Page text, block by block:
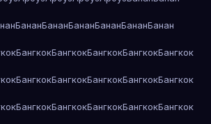
БананБананБананБананБананБанан
БангкокБангкокБангкокБангкокБангкок
БангкокБангкокБангкокБангкокБангкок
БангкокБангкокБангкокБангкокБангкок